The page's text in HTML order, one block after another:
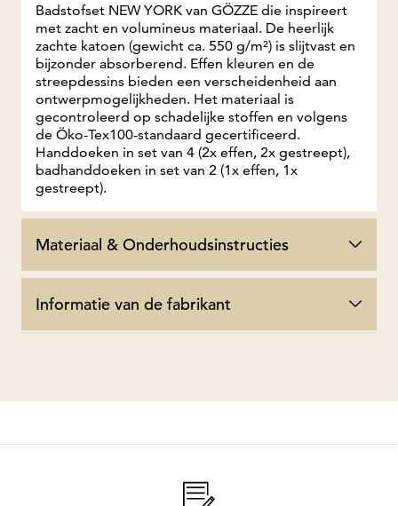
Badstofset NEW YORK van GÖZZE die inspireert
met zacht en volumineus materiaal. De heerlijk
zachte katoen (gewicht ca. 550 g/m²) is slijtvast en
bijzonder absorberend. Effen kleuren en de
streepdessins bieden een verscheidenheid aan
ontwerpmogelijkheden. Het materiaal is
gecontroleerd op schadelijke stoffen en volgens
de Öko-Tex100-standaard gecertificeerd.
Handdoeken in set van 4 (2x effen, 2x gestreept),
badhanddoeken in set van 2 (1x effen, 1x
gestreept).
Materiaal & Onderhoudsinstructies
Informatie van de fabrikant